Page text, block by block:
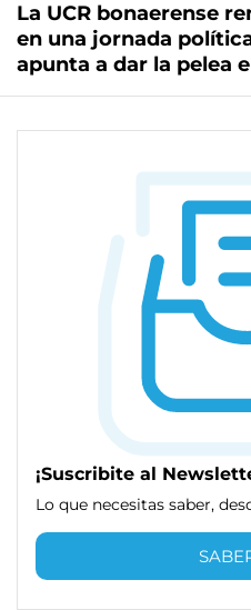
La UCR bonaerense
en una jornada
apunta a dar la pelea
¡Suscribite al
Lo que necesitas saber,